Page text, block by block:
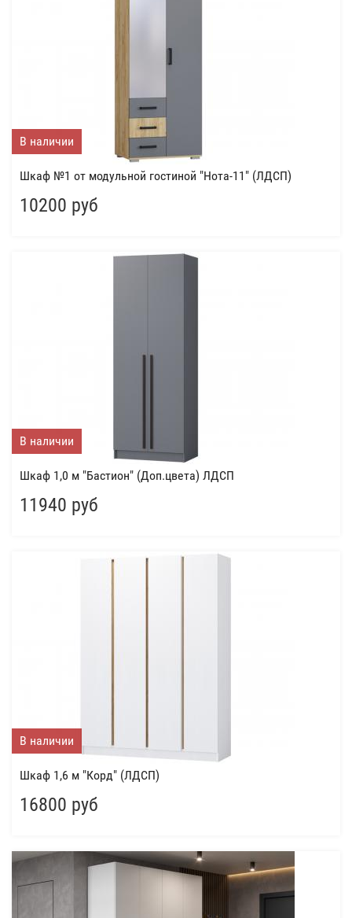
В наличии
Шкаф №1 от модульной гостиной "Нота-11" (ЛДСП)
10200 руб
В наличии
Шкаф 1,0 м "Бастион" (Доп.цвета) ЛДСП
11940 руб
В наличии
Шкаф 1,6 м "Корд" (ЛДСП)
16800 руб